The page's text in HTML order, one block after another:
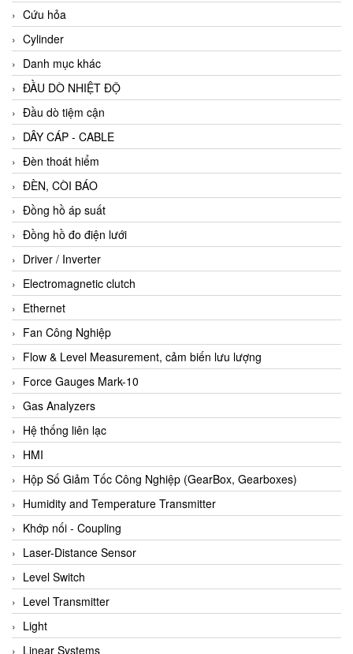
Cứu hỏa
Cylinder
Danh mục khác
ĐẦU DÒ NHIỆT ĐỘ
Đầu dò tiệm cận
DÂY CÁP - CABLE
Đèn thoát hiểm
ĐÈN, CÒI BÁO
Đồng hồ áp suất
Đồng hồ đo điện lưới
Driver / Inverter
Electromagnetic clutch
Ethernet
Fan Công Nghiệp
Flow & Level Measurement, cảm biến lưu lượng
Force Gauges Mark-10
Gas Analyzers
Hệ thống liên lạc
HMI
Hộp Số Giảm Tốc Công Nghiệp (GearBox, Gearboxes)
Humidity and Temperature Transmitter
Khớp nối - Coupling
Laser-Distance Sensor
Level Switch
Level Transmitter
Light
Linear Systems